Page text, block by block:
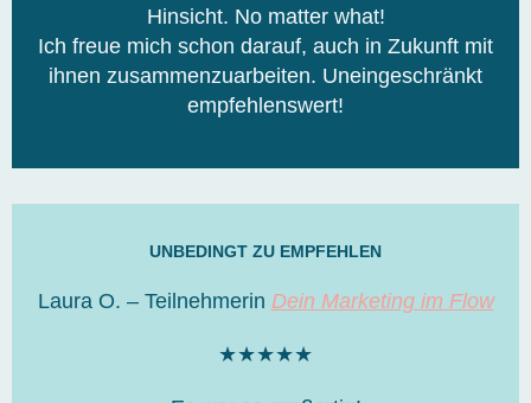
Hinsicht. No matter what!
Ich freue mich schon darauf, auch in Zukunft mit
ihnen zusammenzuarbeiten. Uneingeschränkt
empfehlenswert!
UNBEDINGT ZU EMPFEHLEN
Laura O. – Teilnehmerin Dein Marketing im Flow
★★★★★